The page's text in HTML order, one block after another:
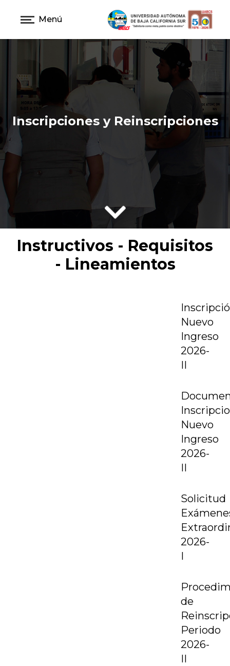
Menú
Inscripciones y Reinscripciones
Instructivos - Requisitos
- Lineamientos
Nuevo
Ingreso
2026-
II
Nuevo
Ingreso
2026-
II
Solicitud
2026-
I
de
Periodo
2026-
II